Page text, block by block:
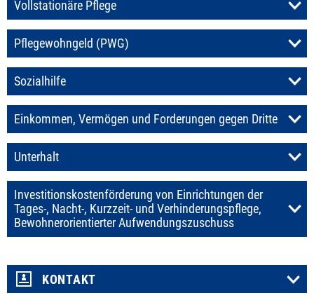
Vollstationäre Pflege
Pflegewohngeld (PWG)
Sozialhilfe
Einkommen, Vermögen und Forderungen gegen Dritte
Unterhalt
Investitionskostenförderung von Einrichtungen der
Tages-, Nacht-, Kurzzeit- und Verhinderungspflege,
Bewohnerorientierter Aufwendungszuschuss
KONTAKT